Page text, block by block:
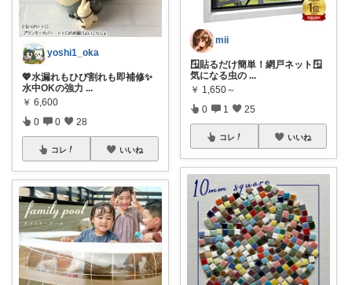
yoshi1_oka
💖水漏れもひび割れも即補修✨
水中OKの強力 ...
￥ 6,600
0 0 28
コレ いいね
mii
🪟貼るだけ簡単！網戸ネット🪟
気になる虫の ...
￥ 1,650～
0 1 25
コレ いいね